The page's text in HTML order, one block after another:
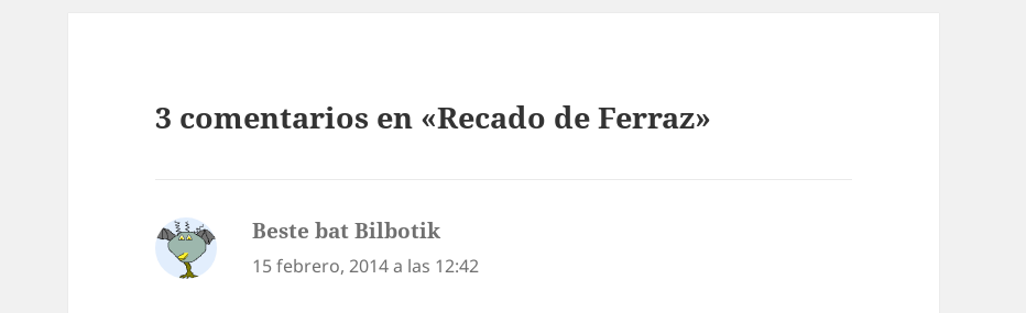
3 comentarios en «Recado de Ferraz»
Beste bat Bilbotik
15 febrero, 2014 a las 12:42